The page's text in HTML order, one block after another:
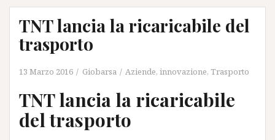
TNT lancia la ricaricabile del
trasporto
13 Marzo 2016 Giobarsa Aziende, innovazione, Trasporto
TNT lancia la ricaricabile
del trasporto